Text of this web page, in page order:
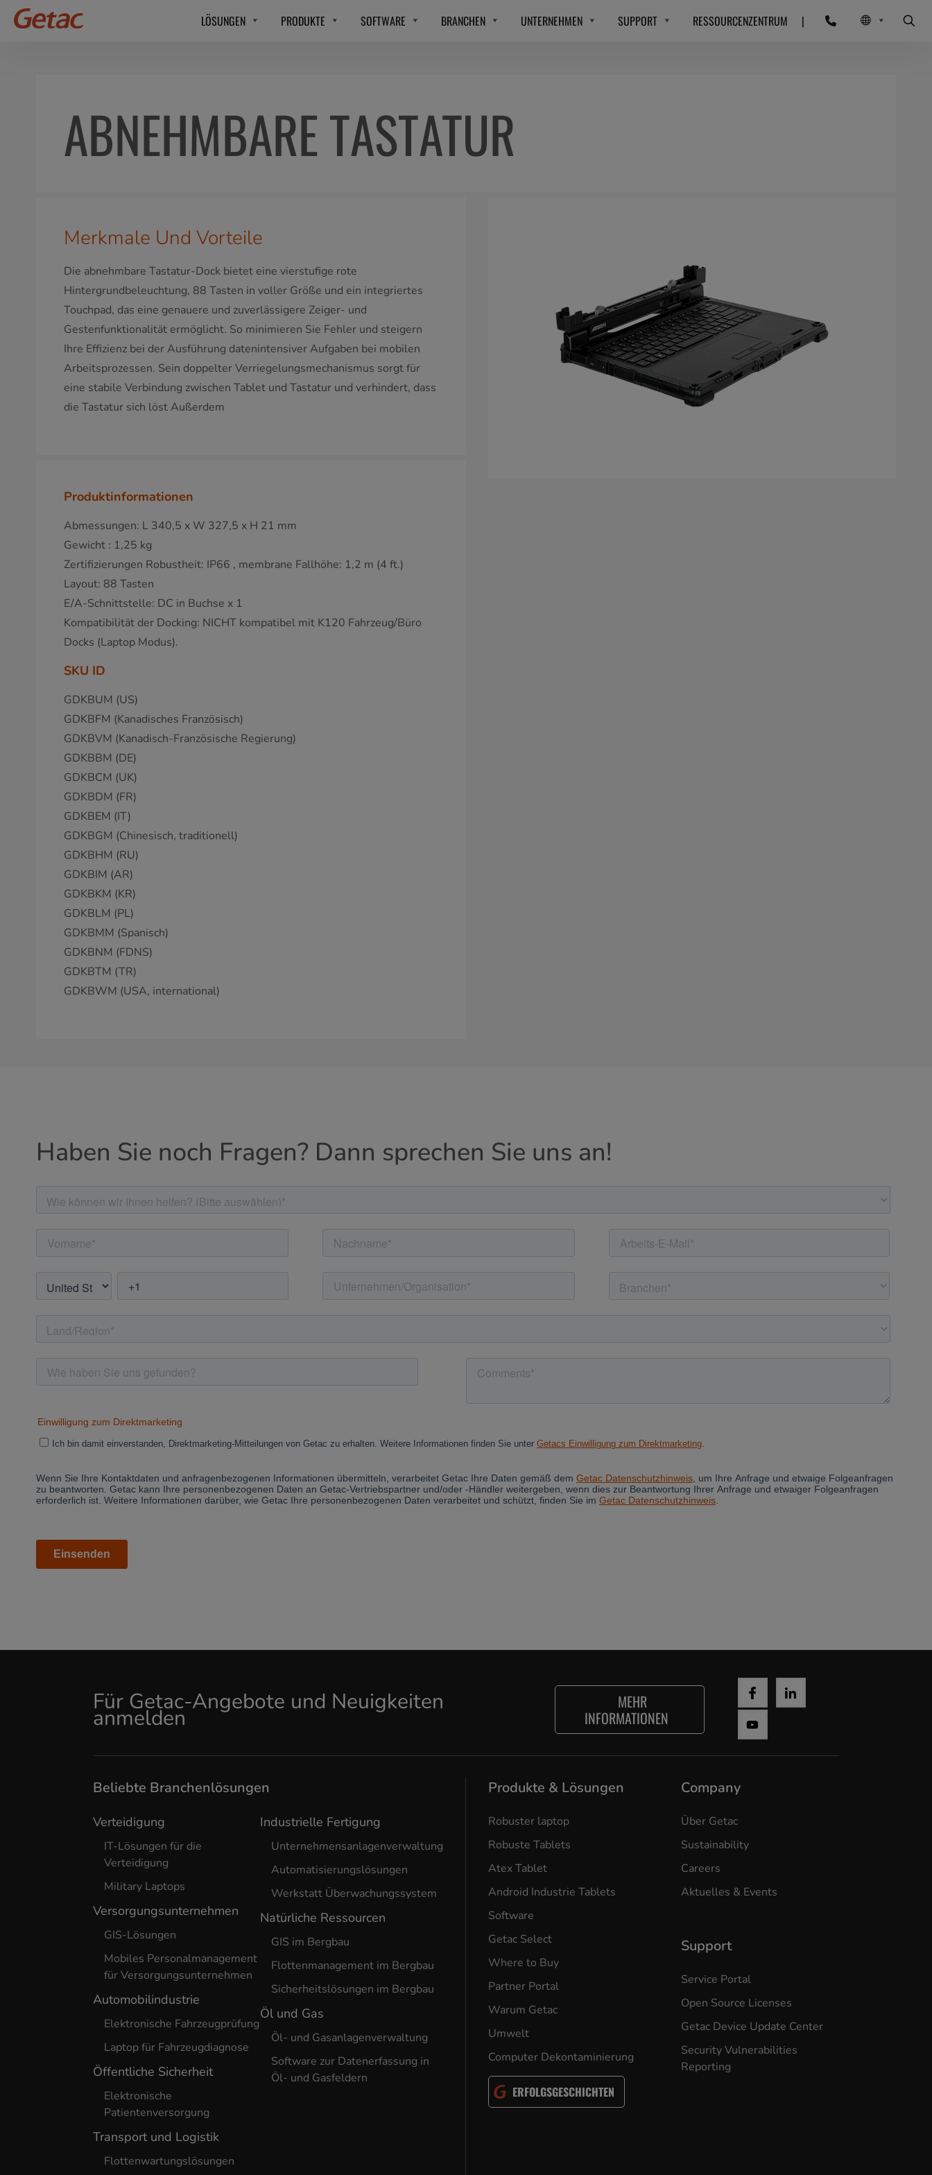
LÖSUNGEN PRODUKTE SOFTWARE BRANCHEN UNTERNEHMEN SUPPORT RESSOURCENZENTRUM |
ABNEHMBARE TASTATUR
Merkmale Und Vorteile
Die abnehmbare Tastatur-Dock bietet eine vierstufige rote
Hintergrundbeleuchtung, 88 Tasten in voller Größe und ein integriertes
Touchpad, das eine genauere und zuverlässigere Zeiger- und
Gestenfunktionalität ermöglicht. So minimieren Sie Fehler und steigern
Ihre Effizienz bei der Ausführung datenintensiver Aufgaben bei mobilen
Arbeitsprozessen. Sein doppelter Verriegelungsmechanismus sorgt für
eine stabile Verbindung zwischen Tablet und Tastatur und verhindert, dass
die Tastatur sich löst Außerdem
Produktinformationen
Abmessungen: L 340,5 x W 327,5 x H 21 mm
Gewicht : 1,25 kg
Zertifizierungen Robustheit: IP66 , membrane Fallhöhe: 1,2 m (4 ft.)
Layout: 88 Tasten
E/A-Schnittstelle: DC in Buchse x 1
Kompatibilität der Docking: NICHT kompatibel mit K120 Fahrzeug/Büro
Docks (Laptop Modus).
SKU ID
GDKBUM (US)
GDKBFM (Kanadisches Französisch)
GDKBVM (Kanadisch-Französische Regierung)
GDKBBM (DE)
GDKBCM (UK)
GDKBDM (FR)
GDKBEM (IT)
GDKBGM (Chinesisch, traditionell)
GDKBHM (RU)
GDKBIM (AR)
GDKBKM (KR)
GDKBLM (PL)
GDKBMM (Spanisch)
GDKBNM (FDNS)
GDKBTM (TR)
GDKBWM (USA, international)
Cancel Yes, I agree
Haben Sie noch Fragen? Dann sprechen Sie uns an!
Für Getac-Angebote und Neuigkeiten
anmelden
MEHR
INFORMATIONEN
Beliebte Branchenlösungen
Verteidigung
IT-Lösungen für die
Verteidigung
Military Laptops
Versorgungsunternehmen
GIS-Lösungen
Mobiles Personalmanagement
für Versorgungsunternehmen
Automobilindustrie
Elektronische Fahrzeugprüfung
Laptop für Fahrzeugdiagnose
Öffentliche Sicherheit
Elektronische
Patientenversorgung
Transport und Logistik
Flottenwartungslösungen
Industrielle Fertigung
Unternehmensanlagenverwaltung
Automatisierungslösungen
Werkstatt Überwachungssystem
Natürliche Ressourcen
GIS im Bergbau
Flottenmanagement im Bergbau
Sicherheitslösungen im Bergbau
Öl und Gas
Öl- und Gasanlagenverwaltung
Software zur Datenerfassung in
Öl- und Gasfeldern
Produkte & Lösungen
Robuster laptop
Robuste Tablets
Atex Tablet
Android Industrie Tablets
Software
Getac Select
Where to Buy
Partner Portal
Warum Getac
Umwelt
Computer Dekontaminierung
ERFOLGSGESCHICHTEN
Company
Über Getac
Sustainability
Careers
Aktuelles & Events
Support
Service Portal
Open Source Licenses
Getac Device Update Center
Security Vulnerabilities
Reporting